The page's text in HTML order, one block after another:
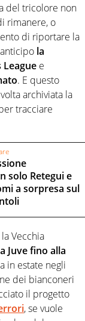
del tricolore non
rimanere, o
di riportare la
la
e
. E questo
archiviata la
tracciare
solo Retegui e
a sorpresa sul
Vecchia
Juve fino alla
in estate negli
dei bianconeri
il progetto
, se vuole